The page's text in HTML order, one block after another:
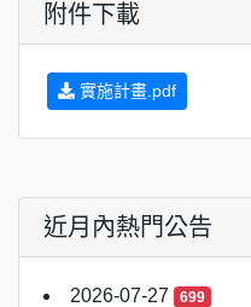
附件下載
實施計畫.pdf
近月內熱門公告
2026-07-27 699